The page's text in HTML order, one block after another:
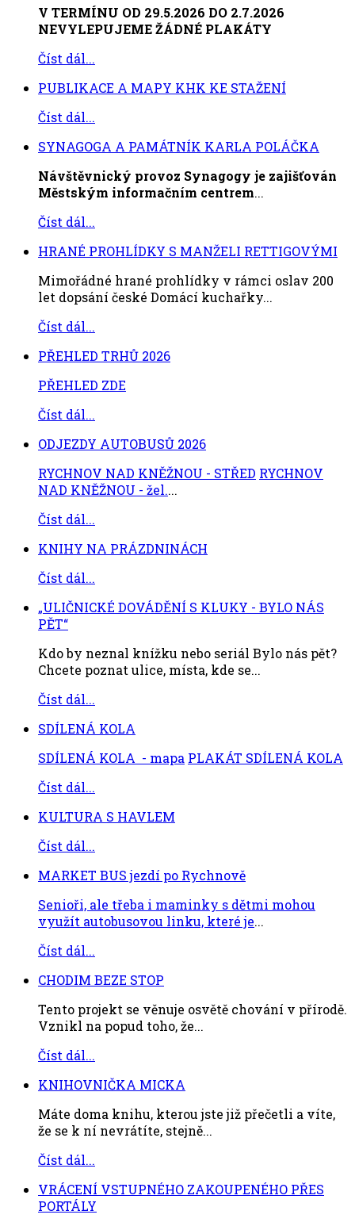
V TERMÍNU OD 29.5.2026 DO 2.7.2026
NEVYLEPUJEME ŽÁDNÉ PLAKÁTY
Číst dál...
PUBLIKACE A MAPY KHK KE STAŽENÍ
Číst dál...
SYNAGOGA A PAMÁTNÍK KARLA POLÁČKA
Návštěvnický provoz Synagogy je zajišťován
Městským informačním centrem...
Číst dál...
HRANÉ PROHLÍDKY S MANŽELI RETTIGOVÝMI
Mimořádné hrané prohlídky v rámci oslav 200
let dopsání české Domácí kuchařky...
Číst dál...
PŘEHLED TRHŮ 2026
PŘEHLED ZDE
Číst dál...
ODJEZDY AUTOBUSŮ 2026
RYCHNOV NAD KNĚŽNOU - STŘED RYCHNOV
NAD KNĚŽNOU - žel....
Číst dál...
KNIHY NA PRÁZDNINÁCH
Číst dál...
„ULIČNICKÉ DOVÁDĚNÍ S KLUKY - BYLO NÁS
PĚT“
Kdo by neznal knížku nebo seriál Bylo nás pět?
Chcete poznat ulice, místa, kde se...
Číst dál...
SDÍLENÁ KOLA
SDÍLENÁ KOLA - mapa PLAKÁT SDÍLENÁ KOLA
Číst dál...
KULTURA S HAVLEM
Číst dál...
MARKET BUS jezdí po Rychnově
Senioři, ale třeba i maminky s dětmi mohou
využít autobusovou linku, které je...
Číst dál...
CHODIM BEZE STOP
Tento projekt se věnuje osvětě chování v přírodě.
Vznikl na popud toho, že...
Číst dál...
KNIHOVNIČKA MICKA
Máte doma knihu, kterou jste již přečetli a víte,
že se k ní nevrátíte, stejně...
Číst dál...
VRÁCENÍ VSTUPNÉHO ZAKOUPENÉHO PŘES
PORTÁLY